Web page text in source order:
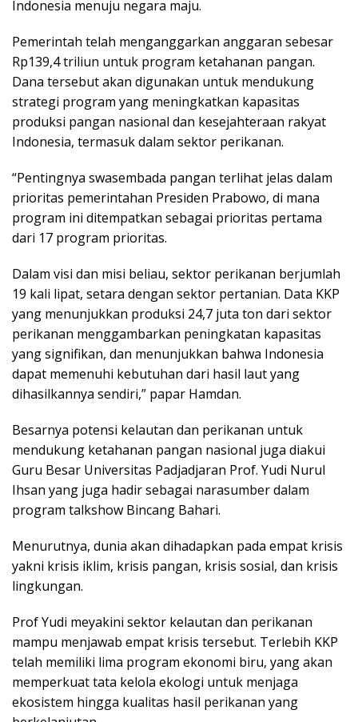
Indonesia menuju negara maju.
Pemerintah telah menganggarkan anggaran sebesar
Rp139,4 triliun untuk program ketahanan pangan.
Dana tersebut akan digunakan untuk mendukung
strategi program yang meningkatkan kapasitas
produksi pangan nasional dan kesejahteraan rakyat
Indonesia, termasuk dalam sektor perikanan.
“Pentingnya swasembada pangan terlihat jelas dalam
prioritas pemerintahan Presiden Prabowo, di mana
program ini ditempatkan sebagai prioritas pertama
dari 17 program prioritas.
Dalam visi dan misi beliau, sektor perikanan berjumlah
19 kali lipat, setara dengan sektor pertanian. Data KKP
yang menunjukkan produksi 24,7 juta ton dari sektor
perikanan menggambarkan peningkatan kapasitas
yang signifikan, dan menunjukkan bahwa Indonesia
dapat memenuhi kebutuhan dari hasil laut yang
dihasilkannya sendiri,” papar Hamdan.
Besarnya potensi kelautan dan perikanan untuk
mendukung ketahanan pangan nasional juga diakui
Guru Besar Universitas Padjadjaran Prof. Yudi Nurul
Ihsan yang juga hadir sebagai narasumber dalam
program talkshow Bincang Bahari.
Menurutnya, dunia akan dihadapkan pada empat krisis
yakni krisis iklim, krisis pangan, krisis sosial, dan krisis
lingkungan.
Prof Yudi meyakini sektor kelautan dan perikanan
mampu menjawab empat krisis tersebut. Terlebih KKP
telah memiliki lima program ekonomi biru, yang akan
memperkuat tata kelola ekologi untuk menjaga
ekosistem hingga kualitas hasil perikanan yang